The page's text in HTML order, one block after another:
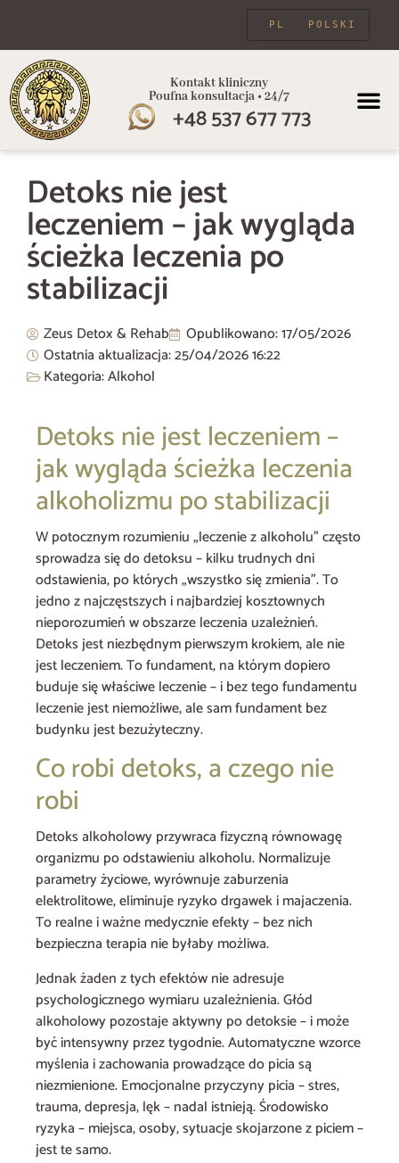
POLSKI
PL
Kontakt kliniczny
Poufna konsultacja • 24/7
+48 537 677 773
Detoks nie jest
leczeniem – jak wygląda
ścieżka leczenia po
stabilizacji
Zeus Detox & Rehab Opublikowano:17/05/2026
Ostatnia aktualizacja: 25/04/202616:22
Kategoria:Alkohol
Detoks nie jest leczeniem –
jak wygląda ścieżka leczenia
alkoholizmu po stabilizacji
W potocznym rozumieniu „leczenie z alkoholu” często
sprowadza się do detoksu – kilku trudnych dni
odstawienia, po których „wszystko się zmienia”. To
jedno z najczęstszych i najbardziej kosztownych
nieporozumień w obszarze leczenia uzależnień.
Detoks jest niezbędnym pierwszym krokiem, ale nie
jest leczeniem. To fundament, na którym dopiero
buduje się właściwe leczenie – i bez tego fundamentu
leczenie jest niemożliwe, ale sam fundament bez
budynku jest bezużyteczny.
Co robi detoks, a czego nie
robi
Detoks alkoholowy przywraca fizyczną równowagę
organizmu po odstawieniu alkoholu. Normalizuje
parametry życiowe, wyrównuje zaburzenia
elektrolitowe, eliminuje ryzyko drgawek i majaczenia.
To realne i ważne medycznie efekty – bez nich
bezpieczna terapia nie byłaby możliwa.
Jednak żaden z tych efektów nie adresuje
psychologicznego wymiaru uzależnienia. Głód
alkoholowy pozostaje aktywny po detoksie – i może
być intensywny przez tygodnie. Automatyczne wzorce
myślenia i zachowania prowadzące do picia są
niezmienione. Emocjonalne przyczyny picia – stres,
trauma, depresja, lęk – nadal istnieją. Środowisko
ryzyka – miejsca, osoby, sytuacje skojarzone z piciem –
jest te samo.